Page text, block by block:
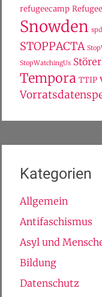
refugeecamp
Snowden spd
STOPPACTA
StopWatchingUs
Tempora TTIP
Kategorien
Allgemein
Antifaschismus
Asyl und
Bildung
Datenschutz